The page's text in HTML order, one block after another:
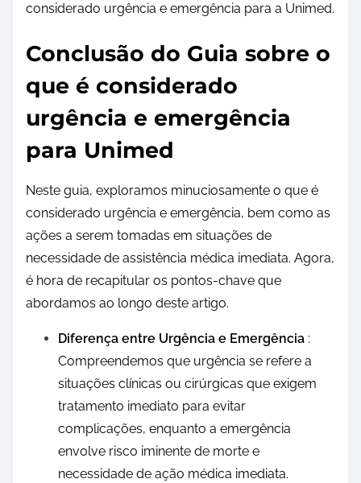
considerado urgência e emergência para a Unimed.
Conclusão do Guia sobre o
que é considerado
urgência e emergência
para Unimed
Neste guia, exploramos minuciosamente o que é
considerado urgência e emergência, bem como as
ações a serem tomadas em situações de
necessidade de assistência médica imediata. Agora,
é hora de recapitular os pontos-chave que
abordamos ao longo deste artigo.
Diferença entre Urgência e Emergência :
Compreendemos que urgência se refere a
situações clínicas ou cirúrgicas que exigem
tratamento imediato para evitar
complicações, enquanto a emergência
envolve risco iminente de morte e
necessidade de ação médica imediata.